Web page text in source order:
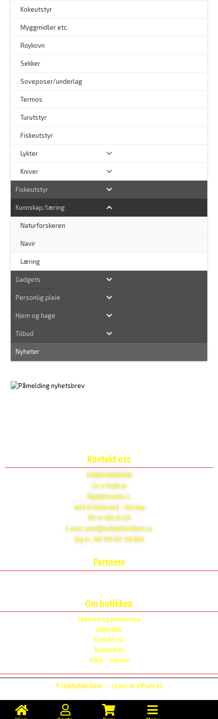
Kokeutstyr
Myggmidler etc.
Røykovn
Sekker
Soveposer/underlag
Termos
Turutstyr
Fiskeutstyr
Lykter
Kniver
Fiskeutstyr
Kunnskap/læring
Naturforskeren
Navir
Læring
Gadgets
Personlig pleie
Hjem og hage
Tilbud
Nyheter
Kontakt oss
HOBBYFABRIKKEN
c/o a-trykk as
Rigetjønnveien 3,
4626 Kristiansand – Norway
Tlf:+47 928 39 255
E-post: post@hobbyfabrikken.no
Org nr.: NO 959 610 738 MVA
Partnere
Om butikken
Sikkerhet og personvern
Salgsvilkår
Kontakt oss
Nyhetsbrev
Vilkår – Faktura
© Hobbyfabrikken – Levert av VIPnett AS